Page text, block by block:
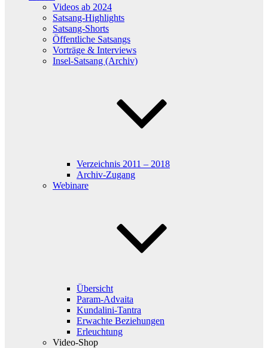
Videos ab 2024
Satsang-Highlights
Satsang-Shorts
Öffentliche Satsangs
Vorträge & Interviews
Insel-Satsang (Archiv)
Verzeichnis 2011 – 2018
Archiv-Zugang
Webinare
Übersicht
Param-Advaita
Kundalini-Tantra
Erwachte Beziehungen
Erleuchtung
Video-Shop